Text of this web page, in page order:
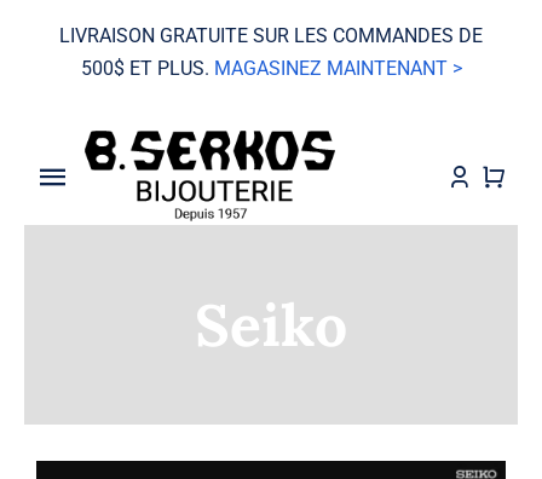
LIVRAISON GRATUITE SUR LES COMMANDES DE
500$ ET PLUS. MAGASINEZ MAINTENANT >
Toggle
Navigation
Seiko